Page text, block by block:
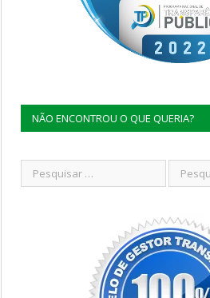
NÃO ENCONTROU O QUE QUERIA?